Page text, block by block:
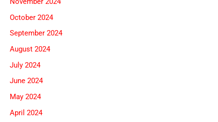
October 2024
September 2024
August 2024
July 2024
June 2024
May 2024
April 2024